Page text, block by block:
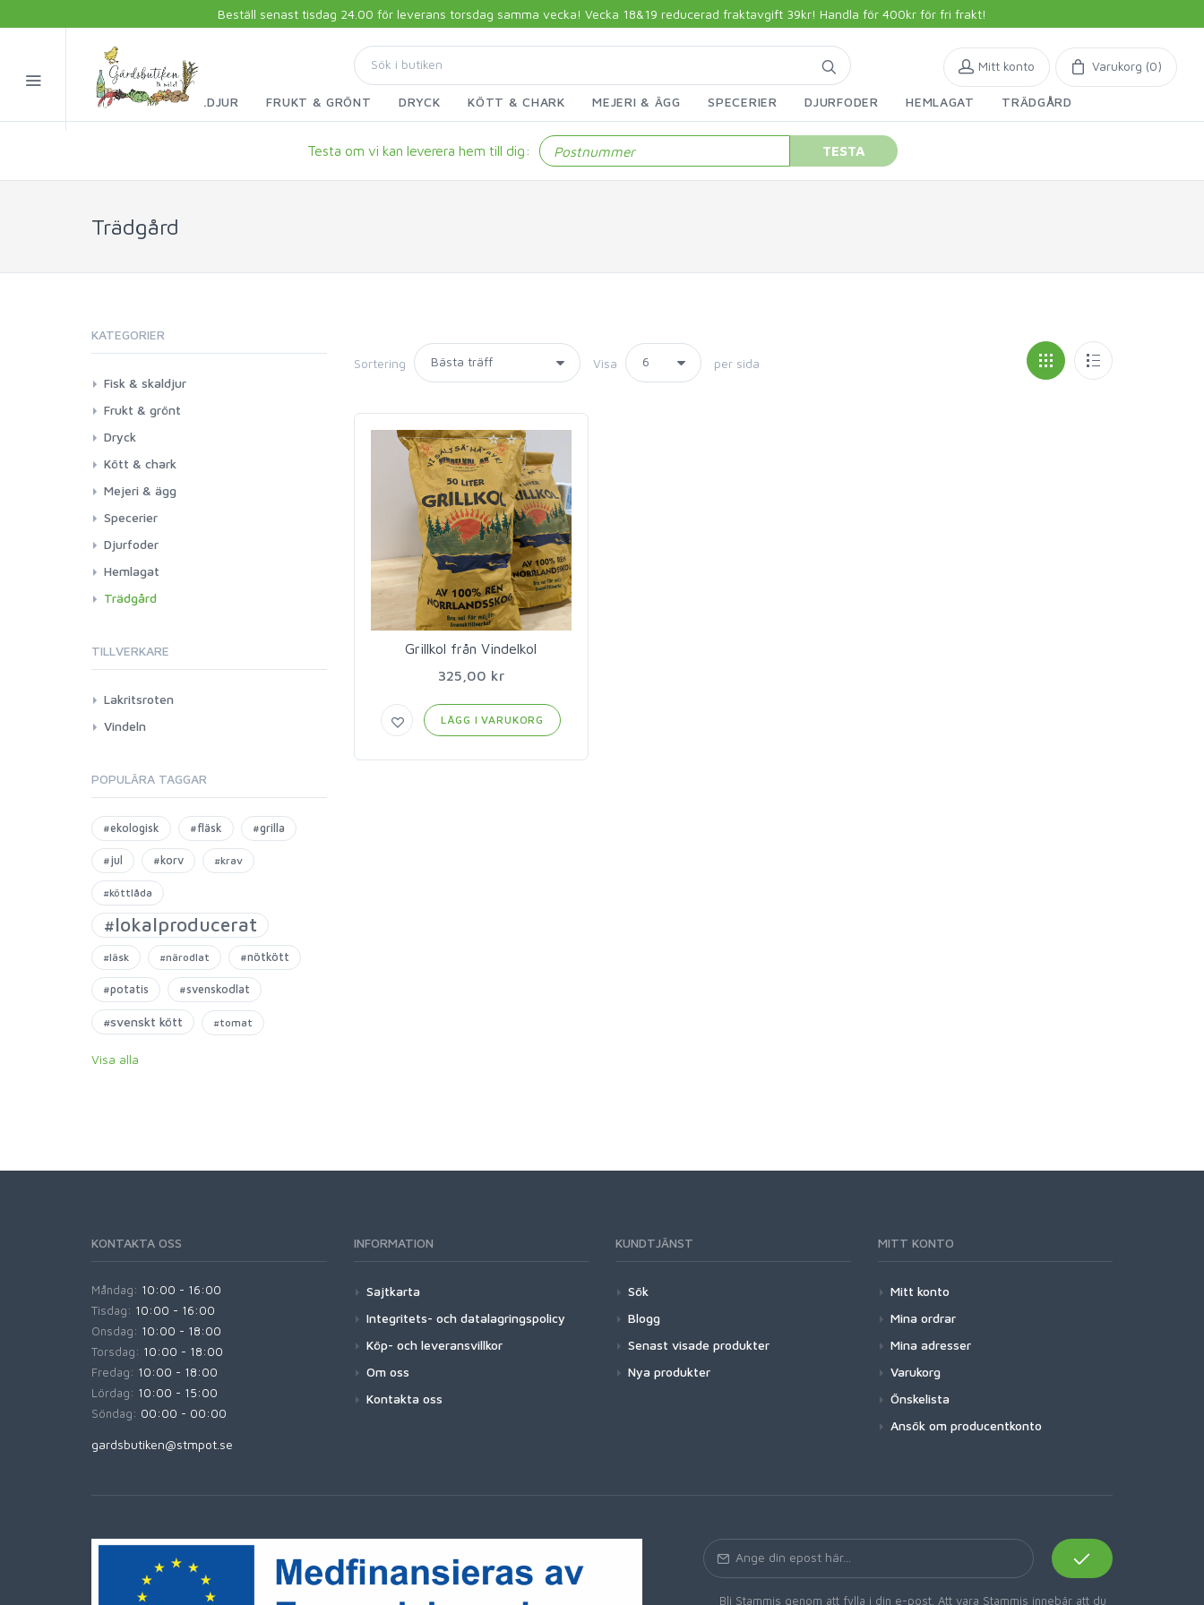
Beställ senast tisdag 24.00 för leverans torsdag samma vecka! Vecka 18&19 reducerad fraktavgift 39kr! Handla för 400kr för fri frakt!
FISK & SKALDJUR FRUKT & GRÖNT DRYCK KÖTT & CHARK MEJERI & ÄGG SPECERIER DJURFODER HEMLAGAT TRÄDGÅRD
Mitt konto Varukorg (0)
Testa om vi kan leverera hem till dig: TESTA
Trädgård
Sortering Visa per sida
Grillkol från Vindelkol
325,00 kr
LÄGG I VARUKORG
KATEGORIER
Fisk & skaldjur
Frukt & grönt
Dryck
Kött & chark
Mejeri & ägg
Specerier
Djurfoder
Hemlagat
Trädgård
TILLVERKARE
Lakritsroten
Vindeln
POPULÄRA TAGGAR
#ekologisk #fläsk #grilla
#jul #korv #krav
#köttlåda
#lokalproducerat
#läsk #närodlat #nötkött
#potatis #svenskodlat
#svenskt kött #tomat
Visa alla
KONTAKTA OSS
Måndag: 10:00 - 16:00
Tisdag: 10:00 - 16:00
Onsdag: 10:00 - 18:00
Torsdag: 10:00 - 18:00
Fredag: 10:00 - 18:00
Lördag: 10:00 - 15:00
Söndag: 00:00 - 00:00
gardsbutiken@stmpot.se
INFORMATION
Sajtkarta
Integritets- och datalagringspolicy
Köp- och leveransvillkor
Om oss
Kontakta oss
KUNDTJÄNST
Sök
Blogg
Senast visade produkter
Nya produkter
MITT KONTO
Mitt konto
Mina ordrar
Mina adresser
Varukorg
Önskelista
Ansök om producentkonto
Bli Stammis genom att fylla i din e-post. Att vara Stammis innebär att du